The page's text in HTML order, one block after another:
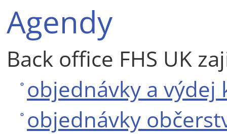
Agendy
Back office FHS UK
objednávky a
objednávky